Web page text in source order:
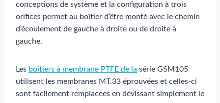
conceptions de système et la configuration à trois
orifices permet au boîtier d’être monté avec le chemin
d’écoulement de gauche à droite ou de droite à
gauche.
Les boîtiers à membrane PTFE de la série GSM105
utilisent les membranes MT.33 éprouvées et celles-ci
sont facilement remplacées en dévissant simplement le